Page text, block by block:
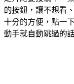
的按鈕，讓不想看
十分的方便，點一
動手就自動跳過的